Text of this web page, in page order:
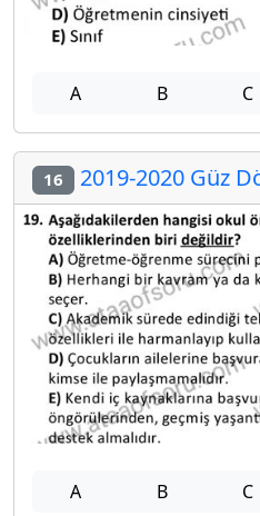
A B C
16 2019-2020 Güz
A B C